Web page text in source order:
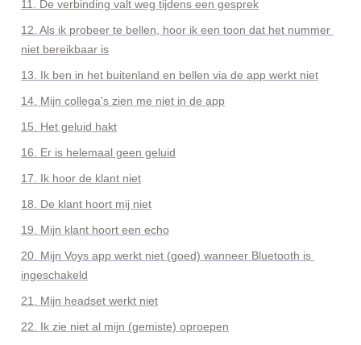
11. De verbinding valt weg tijdens een gesprek
12. Als ik probeer te bellen, hoor ik een toon dat het nummer
niet bereikbaar is
13. Ik ben in het buitenland en bellen via de app werkt niet
14. Mijn collega's zien me niet in de app
15. Het geluid hakt
16. Er is helemaal geen geluid
17. Ik hoor de klant niet
18. De klant hoort mij niet
19. Mijn klant hoort een echo
20. Mijn Voys app werkt niet (goed) wanneer Bluetooth is
ingeschakeld
21. Mijn headset werkt niet
22. Ik zie niet al mijn (gemiste) oproepen